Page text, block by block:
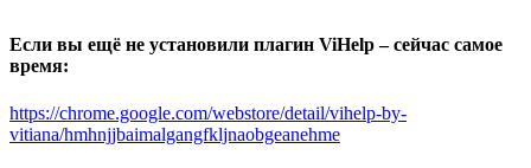
Если вы ещё не установили плагин ViHelp – сейчас самое
время:
https://chrome.google.com/webstore/detail/vihelp-by-
vitiana/hmhnjjbaimalgangfkljnaobgeanehme